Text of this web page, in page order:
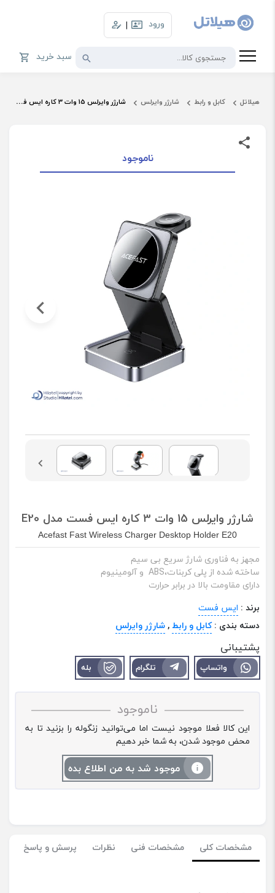
ورود |
سبد خرید
هیلاتل کابل و رابط شارژر وایرلس شارژر وایرلس 15 وات 3 کاره ایس فست مدل E20
ناموجود
شارژر وایرلس 15 وات 3 کاره ایس فست مدل E20
Acefast Fast Wireless Charger Desktop Holder E20
مجهز به فناوری شارژ سریع بی سیم
ساخته شده از پلی کربنات،ABS و آلومینیوم
دارای مقاومت بالا در برابر حرارت
برند : ایس فست
دسته بندی :کابل و رابط ,شارژر وایرلس
پشتیبانی
واتساپ تلگرام بله
ناموجود
این کالا فعلا موجود نیست اما می‌توانید زنگوله را بزنید تا به
محض موجود شدن، به شما خبر دهیم
موجود شد به من اطلاع بده
مشخصات کلی مشخصات فنی نظرات پرسش و پاسخ